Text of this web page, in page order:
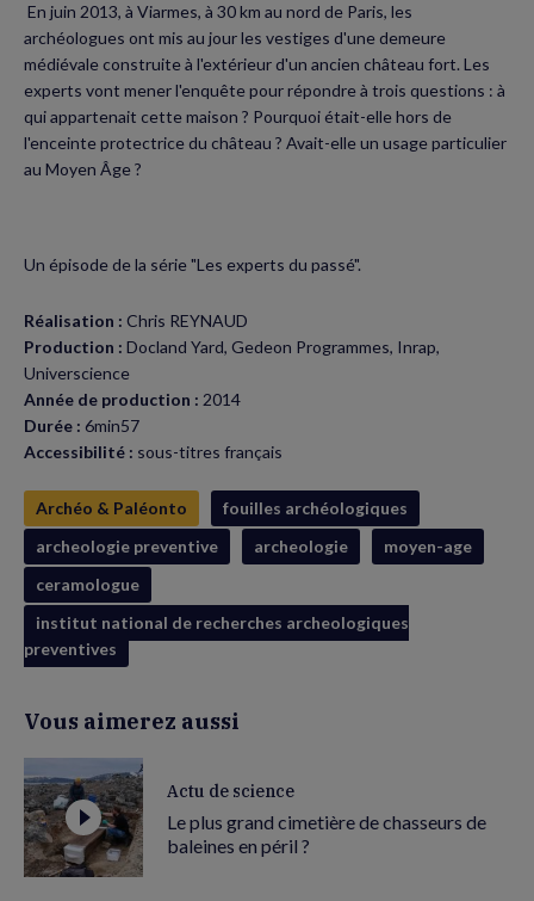
Facebook
(nouvelle
fenêtre)
Twitter
(nouvelle
fenêtre)
En juin 2013, à Viarmes, à 30 km au nord de Paris, les
archéologues ont mis au jour les vestiges d'une demeure
médiévale construite à l'extérieur d'un ancien château fort. Les
experts vont mener l'enquête pour répondre à trois questions : à
qui appartenait cette maison ? Pourquoi était-elle hors de
l'enceinte protectrice du château ? Avait-elle un usage particulier
au Moyen Âge ?
Un épisode de la série "Les experts du passé".
Réalisation : Chris REYNAUD
Production : Docland Yard, Gedeon Programmes, Inrap,
Universcience
Année de production : 2014
Durée : 6min57
Accessibilité : sous-titres français
Archéo & Paléonto
fouilles archéologiques
archeologie preventive
archeologie
moyen-age
ceramologue
institut national de recherches archeologiques
preventives
Vous aimerez aussi
Actu de science
Le plus grand cimetière de chasseurs de
baleines en péril ?